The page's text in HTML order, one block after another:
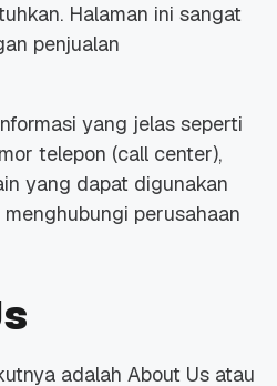
Halaman ini sangat
penjualan
yang jelas seperti
telepon (call center),
yang dapat digunakan
perusahaan
adalah About Us atau